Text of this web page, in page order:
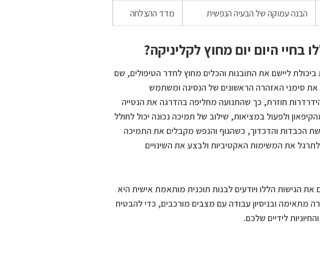
הבנה עמוקה של הבעיה הנפשית מדד ההצלחה
היום יום מחוץ לקליניקה?
ליישם את התובנות והכלים מחוץ לחדר הטיפולים, שם
סימני האזהרה הראשונים של הנסיגה ומשתמש
חוזרת, כך שהתנועה מחליפה בהדרגה את הנטייה
ולפעול במציאות, שילוב של תמיכה נכונה יכול לחולל
הכבדות והדכדוך, כשהגוף והנפש מקבלים את התמיכה
את המשימות האקטיביות ולבצע את השינויים
הגישות הללו ויודעים לבנות תוכנית מותאמת אישית היא
ובניסיון עבודה עם מצבים מורכבים, כדי להבטיח
לידיים שלכם.